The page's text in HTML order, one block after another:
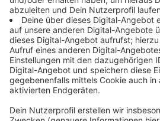
Polizei gelandet, weil die einen
aufgebaut hatte und zwar dort,
Rennfahrer die Motoren heulen
quietschen ließen. Jetzt sind die
Führerscheine weg und die
das Schauspiel auf der
beobachtet hat. Wenn ihr etwas
meldet Euch bitte beim